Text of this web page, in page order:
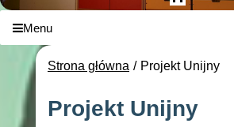
Menu
Strona główna Projekt Unijny
Projekt Unijny